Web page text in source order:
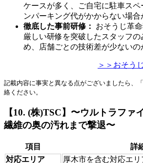
ケースが多く、ご自宅に駐車スペ
ンパーキング代がかからない場合
徹底した事前研修：
おそうじ革
厳しい研修を突破したスタッフ
め、店舗ごとの技術差が少ないの
＞＞おそう
記載内容に事実と異なる点がございましたら、「
絡ください。
【10. (株)TSC】〜ウルトラファ
繊維の奥の汚れまで撃退〜
項目
詳
対応エリア
厚木市を含む対応エリ